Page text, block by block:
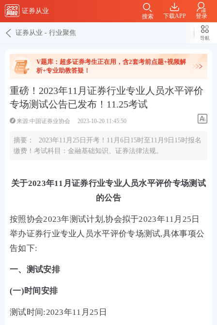
证券从业
下载APP 登录
搜索
证券从业 - 行业聚焦
导航
V题库：超多证券考生正在用，含2套考前点题+视频解
析+专业助教答疑！
重磅！2023年11月证券行业专业人员水平评价
专场测试公告已发布！11.25考试
来源:中国证券业协会 2023-10-20 11:45:50
摘要：
2023年11月25日开考！11月6日15时至11月9日15时报名
缴费！考试科目：金融基础知识、证券法律法规。
关于2023年11月证券行业专业人员水平评价专场测试
的公告
按照协会2023年测试计划,协会拟于2023年11月25日
举办证券行业专业人员水平评价专场测试,具体事项公
告如下:
一、测试安排
(一)时间安排
测试时间:2023年11月25日